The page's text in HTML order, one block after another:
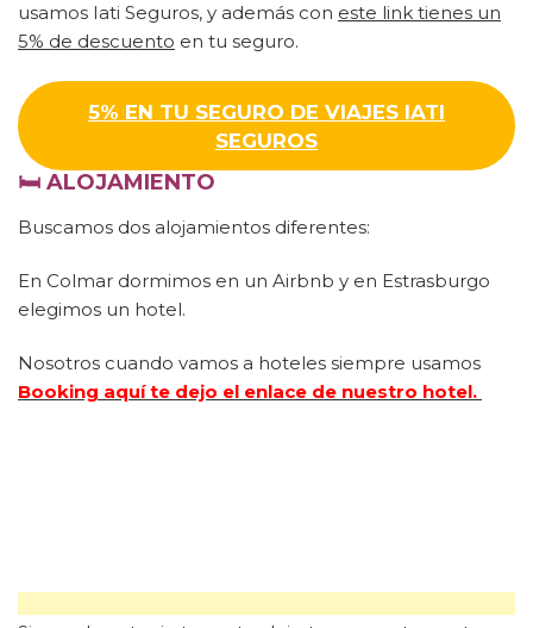
usamos Iati Seguros, y además con este link tienes un
5% de descuento en tu seguro.
5% EN TU SEGURO DE VIAJES IATI
SEGUROS
🛏 ALOJAMIENTO
Buscamos dos alojamientos diferentes:
En Colmar dormimos en un Airbnb y en Estrasburgo
elegimos un hotel.
Nosotros cuando vamos a hoteles siempre usamos
Booking aquí te dejo el enlace de nuestro hotel.